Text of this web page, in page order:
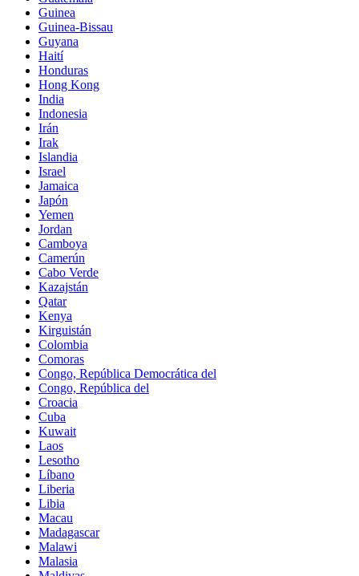
Guinea
Guinea-Bissau
Guyana
Haití
Honduras
Hong Kong
India
Indonesia
Irán
Irak
Islandia
Israel
Jamaica
Japón
Yemen
Jordan
Camboya
Camerún
Cabo Verde
Kazajstán
Qatar
Kenya
Kirguistán
Colombia
Comoras
Congo, República Democrática del
Congo, República del
Croacia
Cuba
Kuwait
Laos
Lesotho
Líbano
Liberia
Libia
Macau
Madagascar
Malawi
Malasia